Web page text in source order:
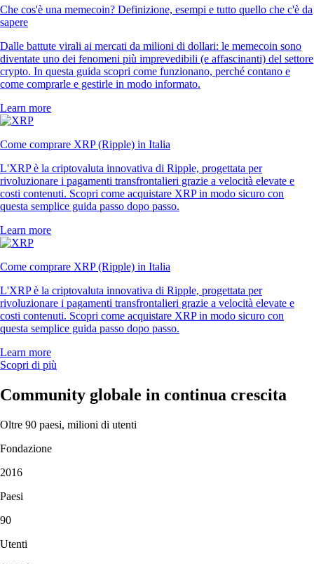
Che cos'è una memecoin? Definizione, esempi e tutto quello che c'è da
sapere
Dalle battute virali ai mercati da milioni di dollari: le memecoin sono
diventate uno dei fenomeni più imprevedibili (e affascinanti) del settore
crypto. In questa guida scopri come funzionano, perché contano e
come comprarle e gestirle in modo informato.
Learn more
Come comprare XRP (Ripple) in Italia
L'XRP è la criptovaluta innovativa di Ripple, progettata per
rivoluzionare i pagamenti transfrontalieri grazie a velocità elevate e
costi contenuti. Scopri come acquistare XRP in modo sicuro con
questa semplice guida passo dopo passo.
Learn more
Come comprare XRP (Ripple) in Italia
L'XRP è la criptovaluta innovativa di Ripple, progettata per
rivoluzionare i pagamenti transfrontalieri grazie a velocità elevate e
costi contenuti. Scopri come acquistare XRP in modo sicuro con
questa semplice guida passo dopo passo.
Learn more
Scopri di più
Community globale in continua crescita
Oltre 90 paesi, milioni di utenti
Fondazione
2016
Paesi
90
Utenti